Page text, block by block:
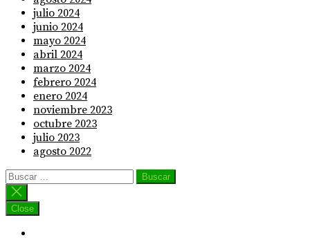
julio 2024
junio 2024
mayo 2024
abril 2024
marzo 2024
febrero 2024
enero 2024
noviembre 2023
octubre 2023
julio 2023
agosto 2022
Buscar:
Close